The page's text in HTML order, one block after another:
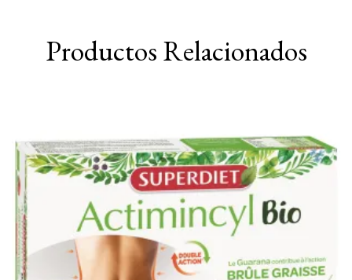
Productos Relacionados